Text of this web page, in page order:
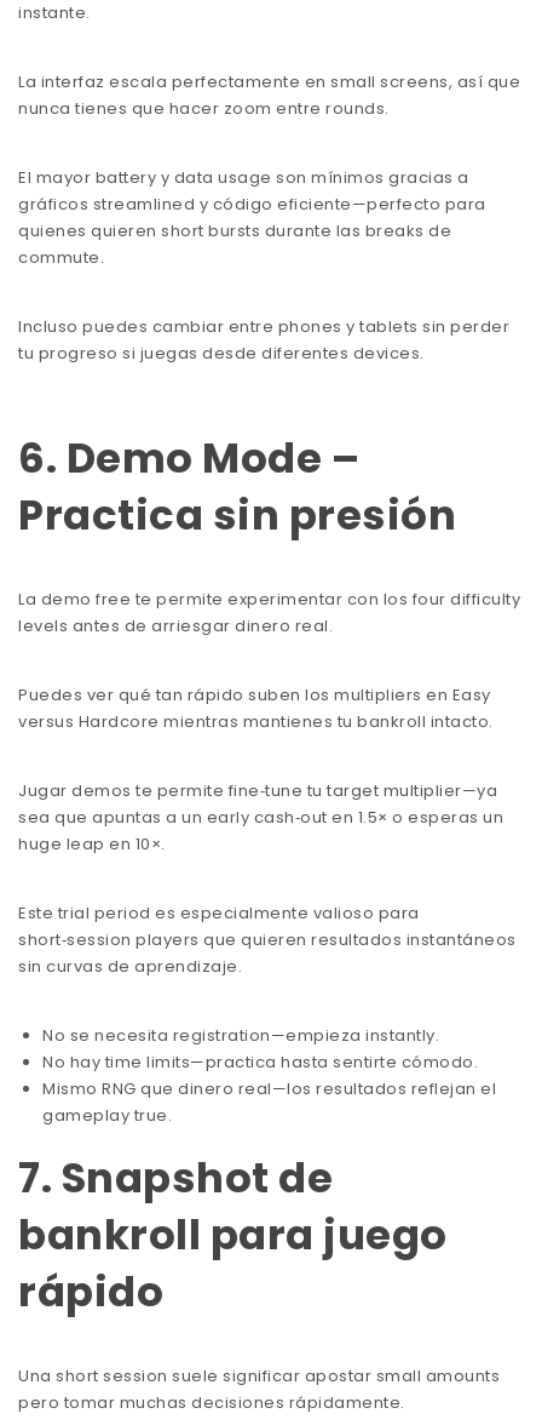
instante.
La interfaz escala perfectamente en small screens, así que
nunca tienes que hacer zoom entre rounds.
El mayor battery y data usage son mínimos gracias a
gráficos streamlined y código eficiente—perfecto para
quienes quieren short bursts durante las breaks de
commute.
Incluso puedes cambiar entre phones y tablets sin perder
tu progreso si juegas desde diferentes devices.
6. Demo Mode –
Practica sin presión
La demo free te permite experimentar con los four difficulty
levels antes de arriesgar dinero real.
Puedes ver qué tan rápido suben los multipliers en Easy
versus Hardcore mientras mantienes tu bankroll intacto.
Jugar demos te permite fine‑tune tu target multiplier—ya
sea que apuntas a un early cash‑out en 1.5× o esperas un
huge leap en 10×.
Este trial period es especialmente valioso para
short‑session players que quieren resultados instantáneos
sin curvas de aprendizaje.
No se necesita registration—empieza instantly.
No hay time limits—practica hasta sentirte cómodo.
Mismo RNG que dinero real—los resultados reflejan el
gameplay true.
7. Snapshot de
bankroll para juego
rápido
Una short session suele significar apostar small amounts
pero tomar muchas decisiones rápidamente.